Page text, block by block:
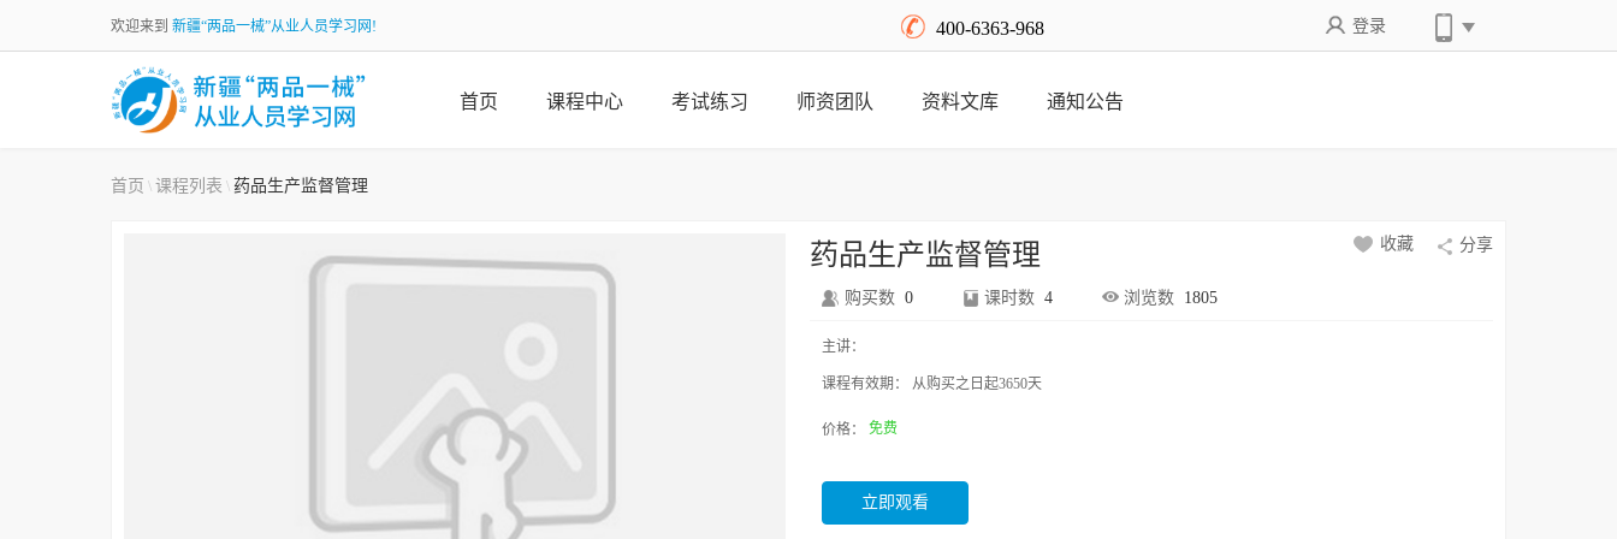
欢迎来到 新疆“两品一械”从业人员学习网! 400-6363-968 登录
首页 课程中心 考试练习 师资团队 资料文库 通知公告
首页 \课程列表 \药品生产监督管理
收藏 分享
加载中...
药品生产监督管理
购买数 0 课时数 4 浏览数 1805
主讲：
课程有效期： 从购买之日起3650天
价格： 免费
立即观看